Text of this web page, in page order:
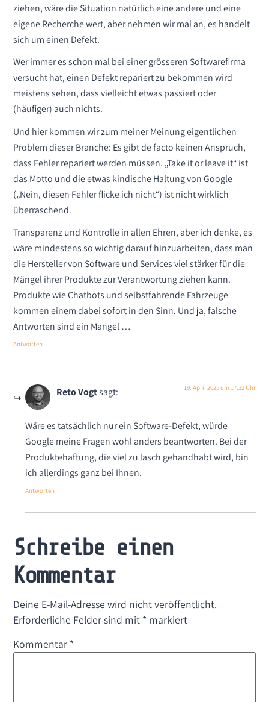
ziehen, wäre die Situation natürlich eine andere und eine
eigene Recherche wert, aber nehmen wir mal an, es handelt
sich um einen Defekt.
Wer immer es schon mal bei einer grösseren Softwarefirma
versucht hat, einen Defekt repariert zu bekommen wird
meistens sehen, dass vielleicht etwas passiert oder
(häufiger) auch nichts.
Und hier kommen wir zum meiner Meinung eigentlichen
Problem dieser Branche: Es gibt de facto keinen Anspruch,
dass Fehler repariert werden müssen. „Take it or leave it“ ist
das Motto und die etwas kindische Haltung von Google
(„Nein, diesen Fehler flicke ich nicht“) ist nicht wirklich
überraschend.
Transparenz und Kontrolle in allen Ehren, aber ich denke, es
wäre mindestens so wichtig darauf hinzuarbeiten, dass man
die Hersteller von Software und Services viel stärker für die
Mängel ihrer Produkte zur Verantwortung ziehen kann.
Produkte wie Chatbots und selbstfahrende Fahrzeuge
kommen einem dabei sofort in den Sinn. Und ja, falsche
Antworten sind ein Mangel …
Antworten
Reto Vogtsagt: 19. April 2025 um 17:32 Uhr
Wäre es tatsächlich nur ein Software-Defekt, würde
Google meine Fragen wohl anders beantworten. Bei der
Produktehaftung, die viel zu lasch gehandhabt wird, bin
ich allerdings ganz bei Ihnen.
Antworten
Schreibe einen
Kommentar
Deine E-Mail-Adresse wird nicht veröffentlicht.
Erforderliche Felder sind mit * markiert
Kommentar *